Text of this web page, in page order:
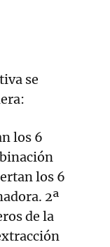
se
los 6
los 6
2ª
de la